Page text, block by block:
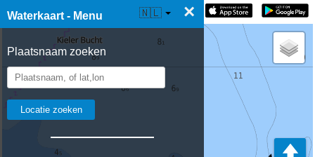
Waterkaart - Menu ×
Plaatsnaam zoeken
☰ Waterkaart Live 🇳🇱